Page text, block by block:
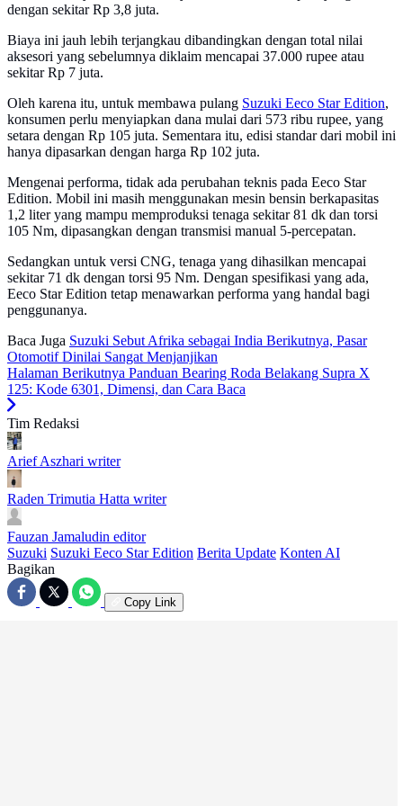
dengan sekitar Rp 3,8 juta.
Biaya ini jauh lebih terjangkau dibandingkan dengan total nilai
aksesori yang sebelumnya diklaim mencapai 37.000 rupee atau
sekitar Rp 7 juta.
Oleh karena itu, untuk membawa pulang Suzuki Eeco Star Edition,
konsumen perlu menyiapkan dana mulai dari 573 ribu rupee, yang
setara dengan Rp 105 juta. Sementara itu, edisi standar dari mobil ini
hanya dipasarkan dengan harga Rp 102 juta.
Mengenai performa, tidak ada perubahan teknis pada Eeco Star
Edition. Mobil ini masih menggunakan mesin bensin berkapasitas
1,2 liter yang mampu memproduksi tenaga sekitar 81 dk dan torsi
105 Nm, dipasangkan dengan transmisi manual 5-percepatan.
Sedangkan untuk versi CNG, tenaga yang dihasilkan mencapai
sekitar 71 dk dengan torsi 95 Nm. Dengan spesifikasi yang ada,
Eeco Star Edition tetap menawarkan performa yang handal bagi
penggunanya.
Baca Juga Suzuki Sebut Afrika sebagai India Berikutnya, Pasar
Otomotif Dinilai Sangat Menjanjikan
Halaman Berikutnya Panduan Bearing Roda Belakang Supra X
125: Kode 6301, Dimensi, dan Cara Baca
Tim Redaksi
Arief Aszhari writer
Raden Trimutia Hatta writer
Fauzan Jamaludin editor
Suzuki Suzuki Eeco Star Edition Berita Update Konten AI
Bagikan
Copy Link